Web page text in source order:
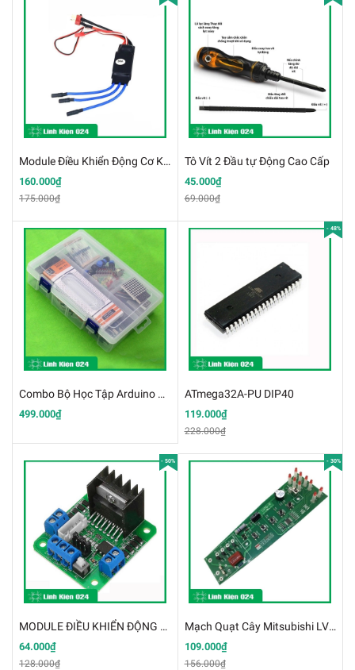
Module Điều Khiển Động Cơ Không Chổi Than 30A
160.000₫
175.000₫
Tô Vít 2 Đầu tự Động Cao Cấp
45.000₫
69.000₫
Combo Bộ Học Tập Arduino V1 Đầy Đủ
499.000₫
- 48%
ATmega32A-PU DIP40
119.000₫
228.000₫
- 50%
MODULE ĐIỀU KHIỂN ĐỘNG CƠ L298 XANH (K4B11)
64.000₫
128.000₫
- 30%
Mạch Quạt Cây Mitsubishi LV16-R (K2G18)
109.000₫
156.000₫